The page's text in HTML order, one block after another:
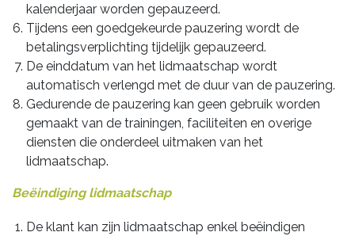
kalenderjaar worden gepauzeerd.
Tijdens een goedgekeurde pauzering wordt de
betalingsverplichting tijdelijk gepauzeerd.
De einddatum van het lidmaatschap wordt
automatisch verlengd met de duur van de pauzering.
Gedurende de pauzering kan geen gebruik worden
gemaakt van de trainingen, faciliteiten en overige
diensten die onderdeel uitmaken van het
lidmaatschap.
Beëindiging lidmaatschap
De klant kan zijn lidmaatschap enkel beëindigen